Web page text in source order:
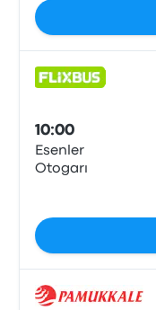
10:00
Esenler
Otogarı